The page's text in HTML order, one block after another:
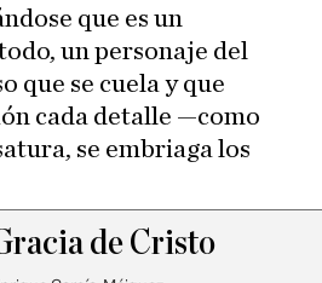
que es un
un personaje del
que se cuela y que
cada detalle —como
se embriaga los
de Cristo